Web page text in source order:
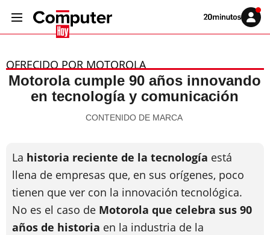
Volver
Iniciar
sesión
OFRECIDO POR MOTOROLA
Motorola cumple 90 años innovando
en tecnología y comunicación
CONTENIDO DE MARCA
La historia reciente de la tecnología está
llena de empresas que, en sus orígenes, poco
tienen que ver con la innovación tecnológica.
No es el caso de Motorola que celebra sus 90
años de historia en la industria de la